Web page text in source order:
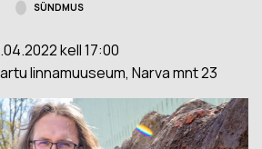
SÜNDMUS
kell 17:00
linnamuuseum, Narva mnt 23